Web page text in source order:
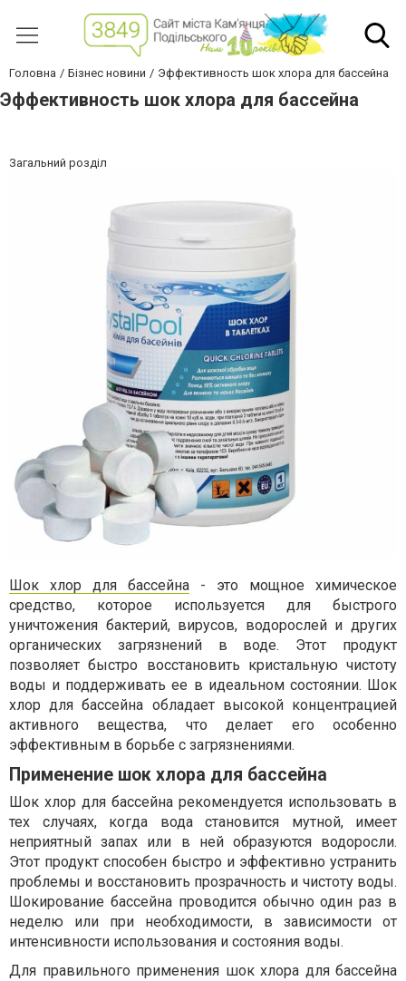
Головна Бізнес новини Эффективность шок хлора для бассейна
Эффективность шок хлора для бассейна
Загальний розділ
Шок хлор для бассейна - это мощное химическое
средство, которое используется для быстрого
уничтожения бактерий, вирусов, водорослей и других
органических загрязнений в воде. Этот продукт
позволяет быстро восстановить кристальную чистоту
воды и поддерживать ее в идеальном состоянии. Шок
хлор для бассейна обладает высокой концентрацией
активного вещества, что делает его особенно
эффективным в борьбе с загрязнениями.
Применение шок хлора для бассейна
Шок хлор для бассейна рекомендуется использовать в
тех случаях, когда вода становится мутной, имеет
неприятный запах или в ней образуются водоросли.
Этот продукт способен быстро и эффективно устранить
проблемы и восстановить прозрачность и чистоту воды.
Шокирование бассейна проводится обычно один раз в
неделю или при необходимости, в зависимости от
интенсивности использования и состояния воды.
Для правильного применения шок хлора для бассейна